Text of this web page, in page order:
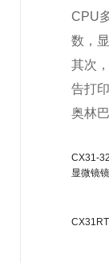
CPU
数，
其次
告打
奥林
CX31-
显微镜